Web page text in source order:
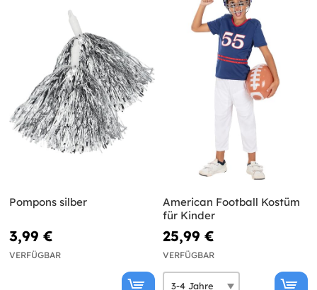
Pompons silber
3,99 €
VERFÜGBAR
American Football Kostüm
für Kinder
25,99 €
VERFÜGBAR